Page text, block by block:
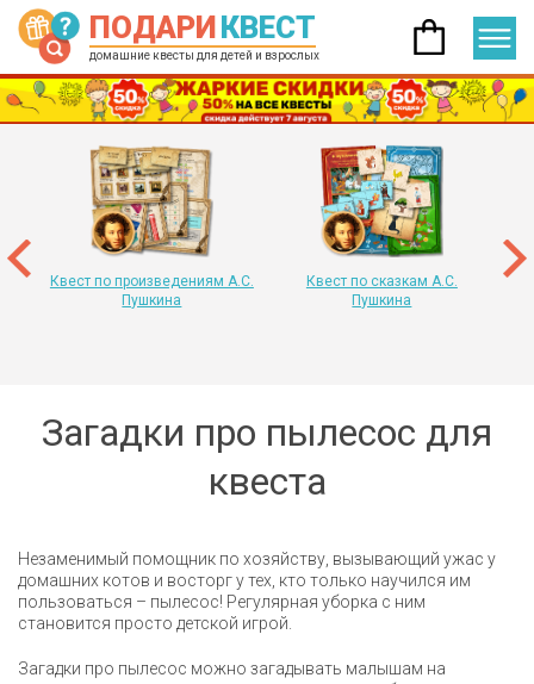
ПОДАРИКВЕСТ
домашние квесты для детей и взрослых
Квест по произведениям А.С.
Пушкина
Квест по сказкам А.С.
Пушкина
Загадки про пылесос для
квеста
Незаменимый помощник по хозяйству, вызывающий ужас у
домашних котов и восторг у тех, кто только научился им
пользоваться – пылесос! Регулярная уборка с ним
становится просто детской игрой.
Загадки про пылесос можно загадывать малышам на